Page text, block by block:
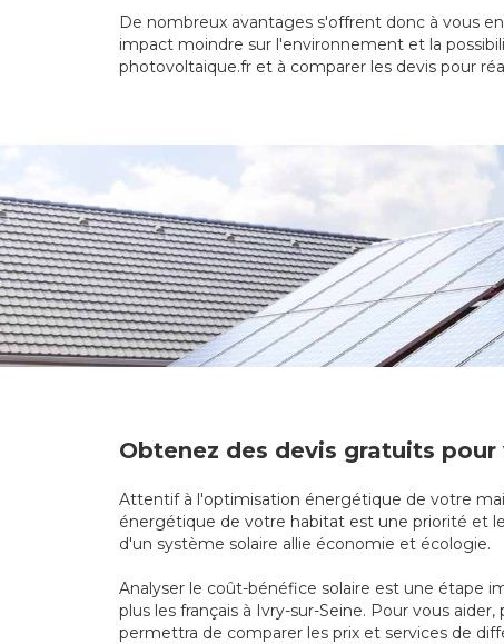
De nombreux avantages s'offrent donc à vous
impact moindre sur l'environnement et la
photovoltaique.fr et à comparer les devis pour
Obtenez des devis gratuits
Attentif à l'optimisation énergétique de votre
énergétique de votre habitat est une priorité et
d'un système solaire allie économie et écologie.
Analyser le coût-bénéfice solaire est une étape
plus les français à Ivry-sur-Seine. Pour vous
permettra de comparer les prix et services de